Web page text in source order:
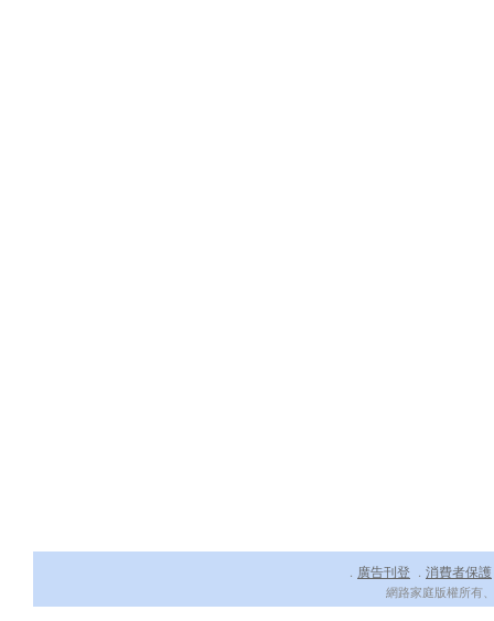
． 廣告刊登 ． 消費者保護
網路家庭版權所有